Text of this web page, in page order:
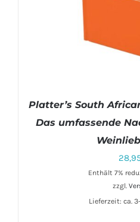
IN DEN
Platter’s South
Das umfassende
Enthält 7%
zzgl.
Lieferzeit: ca.